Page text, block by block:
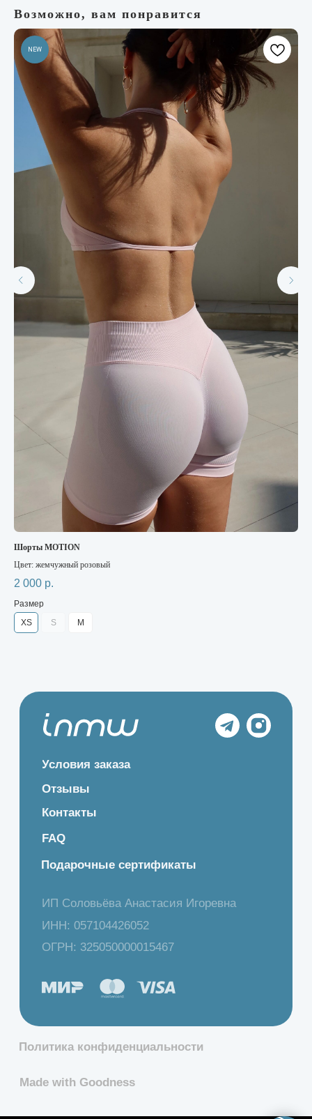
Возможно, вам понравится
NEW
Шорты MOTION
Цвет: жемчужный розовый
2 000 р.
Размер
XS
S M
Политика конфиденциальности
Made with Goodness
Контакты
FAQ
Условия заказа
ОГРН: 325050000015467
ИНН: 057104426052
ИП Соловьёва Анастасия Игоревна